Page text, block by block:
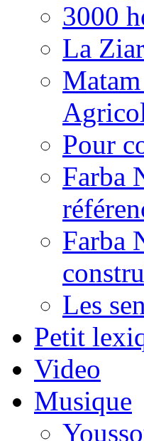
3000
La
Pour
Farba
Farba
Les
Petit
Video
Musique